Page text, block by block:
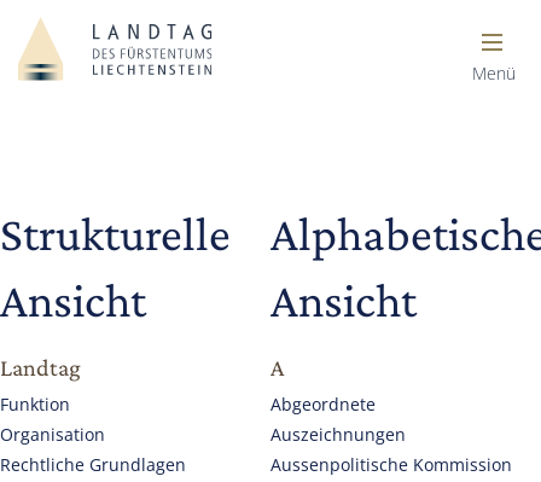
Menü
Strukturelle
Ansicht
Landtag
Funktion
Organisation
Rechtliche Grundlagen
Ansicht
A
Abgeordnete
Auszeichnungen
Aussenpolitische Kommission